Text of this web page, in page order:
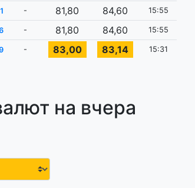
- 81,80 84,60 15:55
- 81,80 84,60 15:55
- 83,00 83,14 15:31
на вчера